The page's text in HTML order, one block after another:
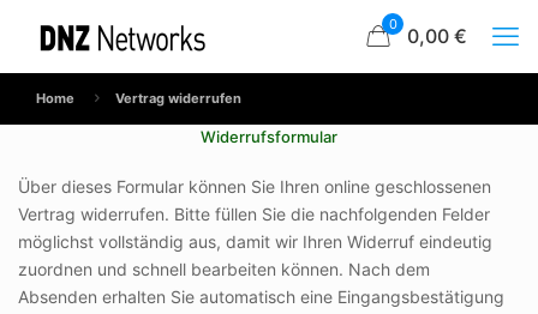
0 0,00 €
Home Vertrag widerrufen
Widerrufsformular
Über dieses Formular können Sie Ihren online geschlossenen
Vertrag widerrufen. Bitte füllen Sie die nachfolgenden Felder
möglichst vollständig aus, damit wir Ihren Widerruf eindeutig
zuordnen und schnell bearbeiten können. Nach dem
Absenden erhalten Sie automatisch eine Eingangsbestätigung